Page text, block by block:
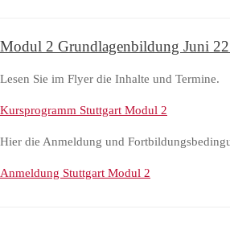
Modul 2 Grundlagenbildung Juni
Lesen Sie im Flyer die Inhalte und Termine.
Kursprogramm Stuttgart Modul 2
Hier die Anmeldung und
Anmeldung Stuttgart Modul 2